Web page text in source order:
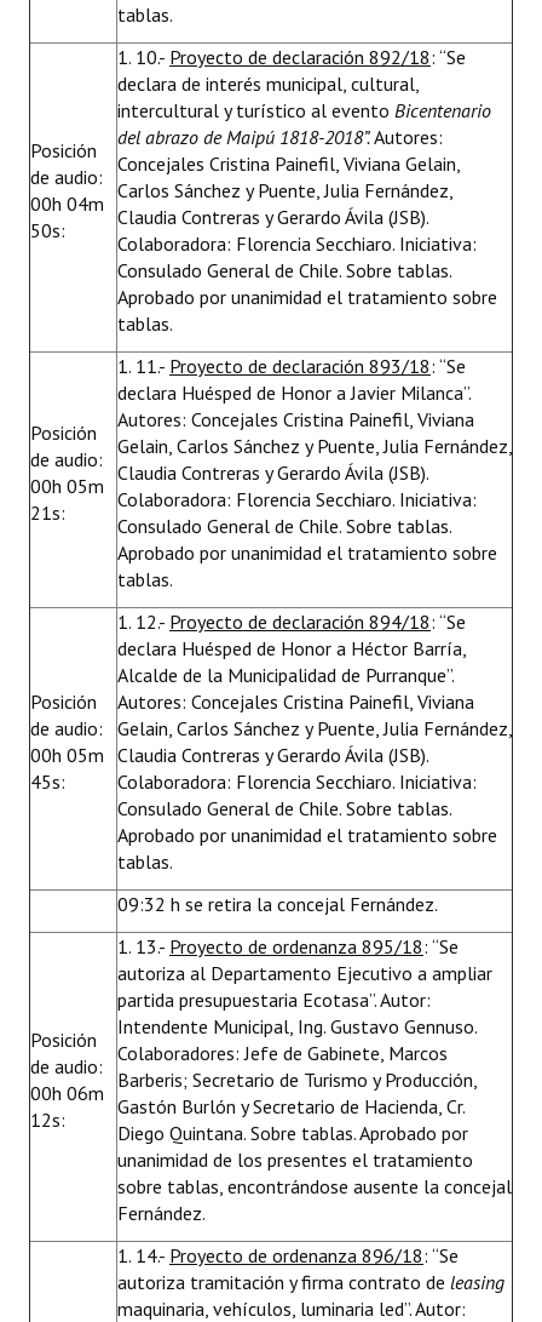
tablas.
Posición
de audio:
00h 04m
50s:
1. 10.- Proyecto de declaración 892/18: “Se
declara de interés municipal, cultural,
intercultural y turístico al evento Bicentenario
del abrazo de Maipú 1818-2018”.Autores:
Concejales Cristina Painefil, Viviana Gelain,
Carlos Sánchez y Puente, Julia Fernández,
Claudia Contreras y Gerardo Ávila (JSB).
Colaboradora: Florencia Secchiaro. Iniciativa:
Consulado General de Chile. Sobre tablas.
Aprobado por unanimidad el tratamiento sobre
tablas.
Posición
de audio:
00h 05m
21s:
1. 11.- Proyecto de declaración 893/18: “Se
declara Huésped de Honor a Javier Milanca”.
Autores: Concejales Cristina Painefil, Viviana
Gelain, Carlos Sánchez y Puente, Julia Fernández,
Claudia Contreras y Gerardo Ávila (JSB).
Colaboradora: Florencia Secchiaro. Iniciativa:
Consulado General de Chile. Sobre tablas.
Aprobado por unanimidad el tratamiento sobre
tablas.
Posición
de audio:
00h 05m
45s:
1. 12.- Proyecto de declaración 894/18: “Se
declara Huésped de Honor a Héctor Barría,
Alcalde de la Municipalidad de Purranque”.
Autores: Concejales Cristina Painefil, Viviana
Gelain, Carlos Sánchez y Puente, Julia Fernández,
Claudia Contreras y Gerardo Ávila (JSB).
Colaboradora: Florencia Secchiaro. Iniciativa:
Consulado General de Chile. Sobre tablas.
Aprobado por unanimidad el tratamiento sobre
tablas.
09:32 h se retira la concejal Fernández.
Posición
de audio:
00h 06m
12s:
1. 13.- Proyecto de ordenanza 895/18: “Se
autoriza al Departamento Ejecutivo a ampliar
partida presupuestaria Ecotasa”. Autor:
Intendente Municipal, Ing. Gustavo Gennuso.
Colaboradores: Jefe de Gabinete, Marcos
Barberis; Secretario de Turismo y Producción,
Gastón Burlón y Secretario de Hacienda, Cr.
Diego Quintana. Sobre tablas. Aprobado por
unanimidad de los presentes el tratamiento
sobre tablas, encontrándose ausente la concejal
Fernández.
1. 14.- Proyecto de ordenanza 896/18: “Se
autoriza tramitación y firma contrato de leasing
maquinaria, vehículos, luminaria led”. Autor: